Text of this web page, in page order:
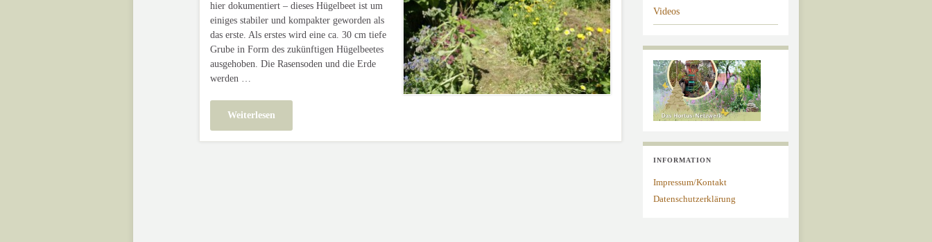
hier dokumentiert – dieses Hügelbeet ist um
einiges stabiler und kompakter geworden als
das erste. Als erstes wird eine ca. 30 cm tiefe
Grube in Form des zukünftigen Hügelbeetes
ausgehoben. Die Rasensoden und die Erde
werden …
Weiterlesen
Videos
INFORMATION
Impressum/Kontakt
Datenschutzerklärung